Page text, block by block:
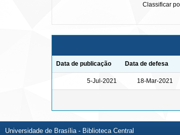
Classificar
Data de publicação Data de defesa
5-Jul-2021 18-Mar-2021
Universidade de Brasília - Biblioteca Central